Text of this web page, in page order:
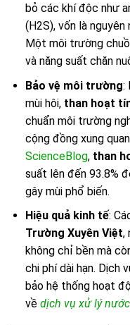
bỏ các khí độc như
(H2S), vốn là nguyên
Một môi trường
và năng suất chăn
Bảo vệ môi trường:
mùi hôi, than hoạt
chuẩn môi trường
cộng đồng xung
ScienceBlog, than
suất lên đến 93.8%
gây mùi phổ biến.
Hiệu quả kinh tế:
Trường Xuyên Việt,
không chỉ bền mà
chi phí dài hạn. Dịch
bảo hệ thống hoạt
về dịch vụ xử lý